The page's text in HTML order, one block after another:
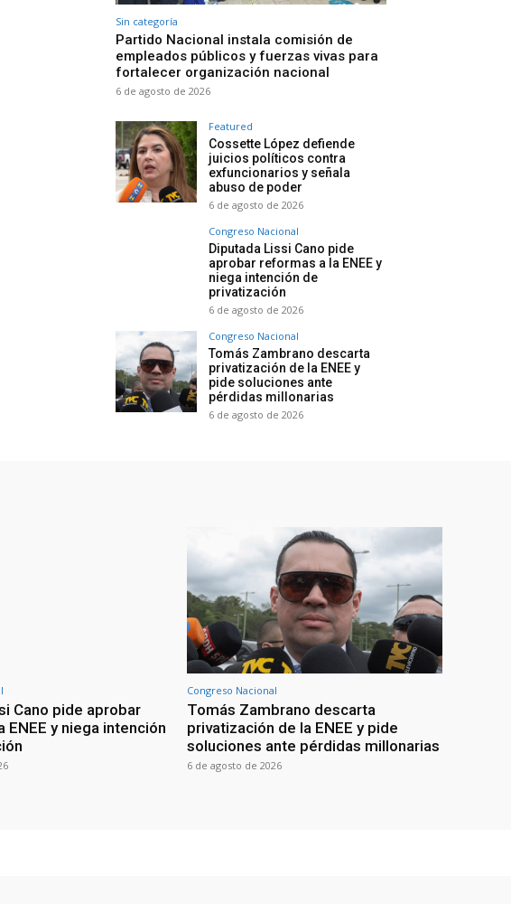
Sin categoría
Partido Nacional instala comisión de
empleados públicos y fuerzas vivas para
fortalecer organización nacional
6 de agosto de 2026
Featured
Cossette López defiende
juicios políticos contra
exfuncionarios y señala
abuso de poder
6 de agosto de 2026
Congreso Nacional
Diputada Lissi Cano pide
aprobar reformas a la ENEE y
niega intención de
privatización
6 de agosto de 2026
Congreso Nacional
Tomás Zambrano descarta
privatización de la ENEE y
pide soluciones ante
pérdidas millonarias
6 de agosto de 2026
Cano pide aprobar
ENEE y niega intención
Congreso Nacional
Tomás Zambrano descarta
privatización de la ENEE y pide
soluciones ante pérdidas millonarias
6 de agosto de 2026